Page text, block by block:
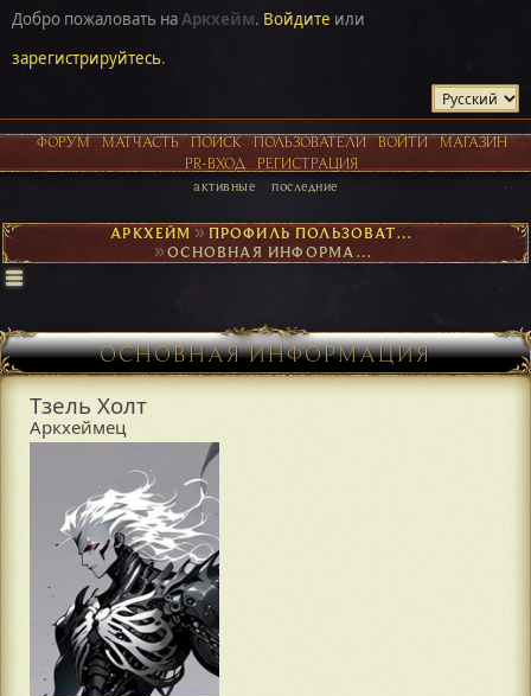
Добро пожаловать наАркхейм. Войдите или
зарегистрируйтесь.
ФОРУМ МАТЧАСТЬ ПОИСК ПОЛЬЗОВАТЕЛИ ВОЙТИ
МАГАЗИН
PR-ВХОД
РЕГИСТРАЦИЯ
активные последние
АРКХЕЙМ► ПРОФИЛЬ ПОЛЬЗОВАТЕЛЯ ТЗЕЛЬ ХОЛТ
► ОСНОВНАЯ ИНФОРМАЦИЯ
ОСНОВНАЯ ИНФОРМАЦИЯ
Тзель Холт
Аркхеймец